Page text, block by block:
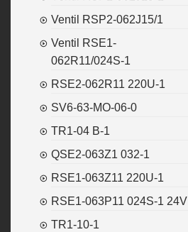
Ventil RSP2-062J15/1
Ventil RSE1-
062R11/024S-1
RSE2-062R11 220U-1
SV6-63-MO-06-0
TR1-04 B-1
QSE2-063Z1 032-1
RSE1-063Z11 220U-1
RSE1-063P11 024S-1 24V
TR1-10-1